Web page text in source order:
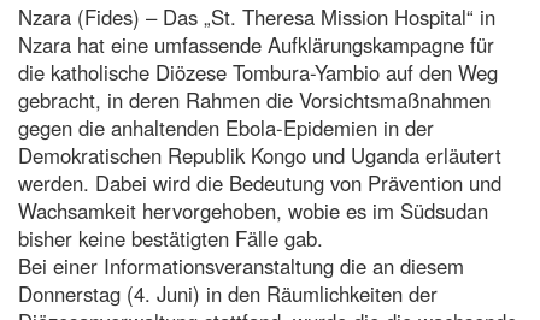
Nzara (Fides) – Das „St. Theresa Mission Hospital“ in
Nzara hat eine umfassende Aufklärungskampagne für
die katholische Diözese Tombura-Yambio auf den Weg
gebracht, in deren Rahmen die Vorsichtsmaßnahmen
gegen die anhaltenden Ebola-Epidemien in der
Demokratischen Republik Kongo und Uganda erläutert
werden. Dabei wird die Bedeutung von Prävention und
Wachsamkeit hervorgehoben, wobie es im Südsudan
bisher keine bestätigten Fälle gab.
Bei einer Informationsveranstaltung die an diesem
Donnerstag (4. Juni) in den Räumlichkeiten der